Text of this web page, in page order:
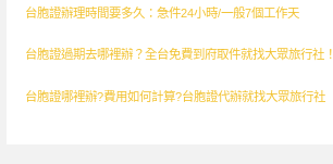
台胞證辦理時間要多久：急件24小時/一般7個工作天
台胞證過期去哪裡辦？全台免費到府取件就找大眾旅行社！
台胞證哪裡辦?費用如何計算?台胞證代辦就找大眾旅行社